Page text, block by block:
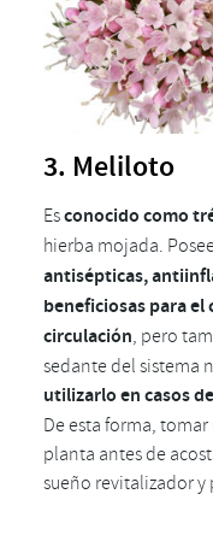
3. Meliloto
Esconocido como
hierba mojada.
antisépticas,
beneficiosas para
circulación, pero
sedante del sistema
utilizarlo en casos
De esta forma,
planta antes de
sueño revitalizador y